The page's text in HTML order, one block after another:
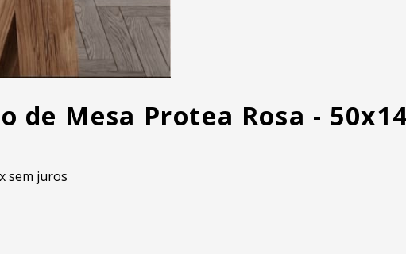
de Mesa Protea Rosa -
sem juros